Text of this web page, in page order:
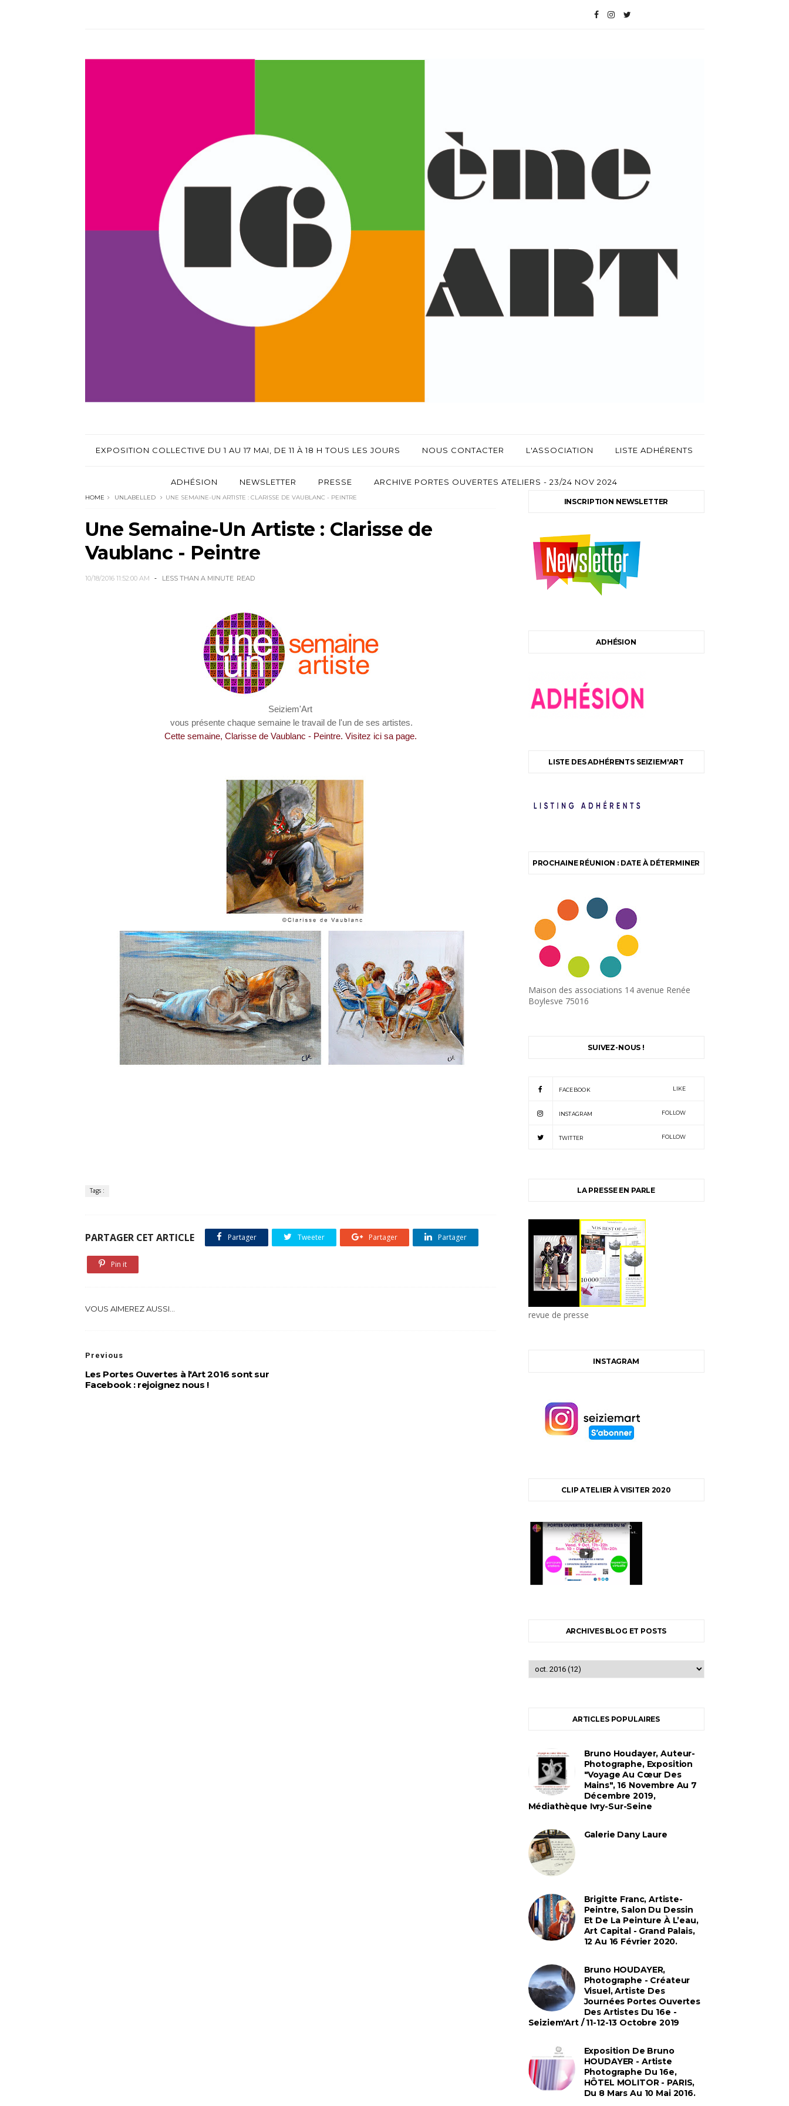
EXPOSITION COLLECTIVE DU 1 AU 17 MAI, DE 11 À 18 H TOUS LES JOURS NOUS CONTACTER L'ASSOCIATION LISTE ADHÉRENTS
ADHÉSION NEWSLETTER PRESSE ARCHIVE PORTES OUVERTES ATELIERS - 23/24 NOV 2024
HOME UNLABELLED UNE SEMAINE-UN ARTISTE : CLARISSE DE VAUBLANC - PEINTRE
Une Semaine-Un Artiste : Clarisse de
Vaublanc - Peintre
10/18/2016 11:52:00 AM LESS THAN A MINUTE READ
Seiziem'Art
vous présente chaque semaine le travail de l'un de ses artistes.
Cette semaine, Clarisse de Vaublanc - Peintre. Visitez ici sa page.
Tags :
PARTAGER CET ARTICLE Partager Tweeter Partager Partager
Pin it
VOUS AIMEREZ AUSSI...
Previous
Les Portes Ouvertes à l'Art 2016 sont sur
Facebook : rejoignez nous !
INSCRIPTION NEWSLETTER
ADHÉSION
LISTE DES ADHÉRENTS SEIZIEM'ART
PROCHAINE RÉUNION : DATE À DÉTERMINER
Maison des associations 14 avenue Renée
Boylesve 75016
SUIVEZ-NOUS !
FACEBOOK LIKE
INSTAGRAM FOLLOW
TWITTER FOLLOW
LA PRESSE EN PARLE
revue de presse
INSTAGRAM
CLIP ATELIER À VISITER 2020
ARCHIVES BLOG ET POSTS
ARTICLES POPULAIRES
Bruno Houdayer, Auteur-
Photographe, Exposition
"Voyage Au Cœur Des
Mains", 16 Novembre Au 7
Décembre 2019,
Médiathèque Ivry-Sur-Seine
Galerie Dany Laure
Brigitte Franc, Artiste-
Peintre, Salon Du Dessin
Et De La Peinture À L’eau,
Art Capital - Grand Palais,
12 Au 16 Février 2020.
Bruno HOUDAYER,
Photographe - Créateur
Visuel, Artiste Des
Journées Portes Ouvertes
Des Artistes Du 16e -
Seiziem'Art / 11-12-13 Octobre 2019
Exposition De Bruno
HOUDAYER - Artiste
Photographe Du 16e,
HÔTEL MOLITOR - PARIS,
Du 8 Mars Au 10 Mai 2016.